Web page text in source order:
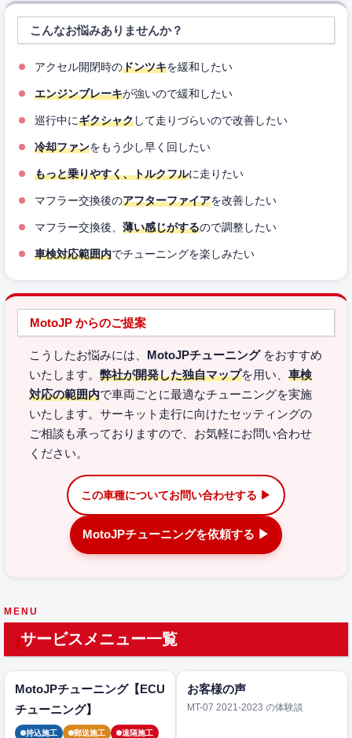
こんなお悩みありませんか？
アクセル開閉時のドンツキを緩和したい
エンジンブレーキが強いので緩和したい
巡行中にギクシャクして走りづらいので改善したい
冷却ファンをもう少し早く回したい
もっと乗りやすく、トルクフルに走りたい
マフラー交換後のアフターファイアを改善したい
マフラー交換後、 薄い感じがするので調整したい
車検対応範囲内でチューニングを楽しみたい
MotoJP からのご提案
こうしたお悩みには、 MotoJPチューニングをおすすめ
いたします。 弊社が開発した独自マップを用い、 車検
対応の範囲内で車両ごとに最適なチューニングを実施
いたします。サーキット走行に向けたセッティングの
ご相談も承っておりますので、お気軽にお問い合わせ
ください。
この車種についてお問い合わせする ▶
MotoJPチューニングを依頼する ▶
MENU
サービスメニュー一覧
MotoJPチューニング【ECU
チューニング】
持込施工 郵送施工
遠隔施工
お客様の声
MT-07 2021-2023 の体験談